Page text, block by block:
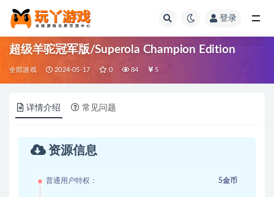
登录
超级羊驼冠军版/Superola Champion Edition
全部游戏 2024-05-17 0 84 5
详情介绍 常见问题
资源信息
普通用户特权： 5金币